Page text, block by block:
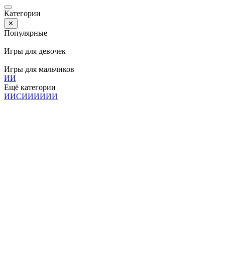
Категории
✕
Популярные
Игры для девочек
Игры для мальчиков
ИИ
Ещё категории
ИИСИИИИИИ